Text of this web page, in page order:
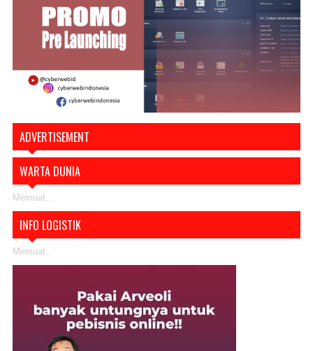
ADVERTISEMENT
WARTA DUNIA
Memuat...
INFO LOGISTIK
Memuat...